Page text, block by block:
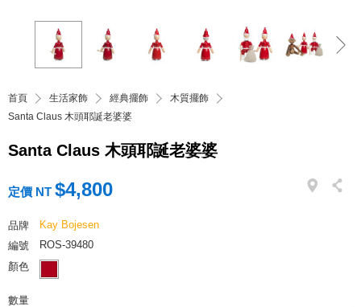
首頁 生活家飾 經典擺飾
木質擺飾
Santa Claus 木頭耶誕老婆婆
Santa Claus 木頭耶誕老婆婆
定價 NT $4,800
品牌
Kay Bojesen
編號
ROS-39480
顏色
數量